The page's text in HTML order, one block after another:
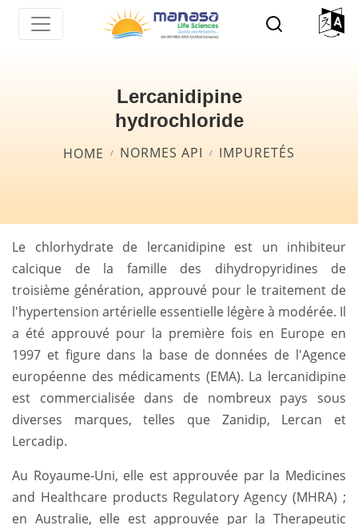
Skip
Lercanidipine
hydrochloride
Breadcrumb
HOME NORMES API IMPURETÉS
Le chlorhydrate de lercanidipine est un inhibiteur
calcique de la famille des dihydropyridines de
troisième génération, approuvé pour le traitement de
l'hypertension artérielle essentielle légère à modérée. Il
a été approuvé pour la première fois en Europe en
1997 et figure dans la base de données de l'Agence
européenne des médicaments (EMA). La lercanidipine
est commercialisée dans de nombreux pays sous
diverses marques, telles que Zanidip, Lercan et
Lercadip.
Au Royaume-Uni, elle est approuvée par la Medicines
and Healthcare products Regulatory Agency (MHRA) ;
en Australie, elle est approuvée par la Therapeutic